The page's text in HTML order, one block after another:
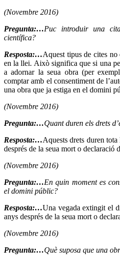
(Novembre 2016)
Pregunta:…Puc introduir una
científica?
Resposta:…Aquest tipus de cites no
en la llei. Això significa que si una
a adornar la seua obra (per
comptar amb el consentiment de
una obra que ja estiga en el domini
(Novembre 2016)
Pregunta:…Quant duren els drets
Resposta:…Aquests drets duren
després de la seua mort o declaració
(Novembre 2016)
Pregunta:…En quin moment es
el domini públic?
Resposta:…Una vegada extingit el
anys després de la seua mort o
(Novembre 2016)
Pregunta:…Què suposa que una